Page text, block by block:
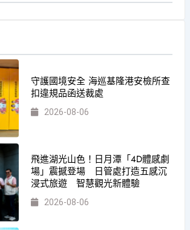
守護國境安全 海巡基隆港安檢所查
扣違規品函送裁處
2026-08-06
飛進湖光山色！日月潭「4D體感劇
場」震撼登場 日管處打造五感沉
浸式旅遊 智慧觀光新體驗
2026-08-06